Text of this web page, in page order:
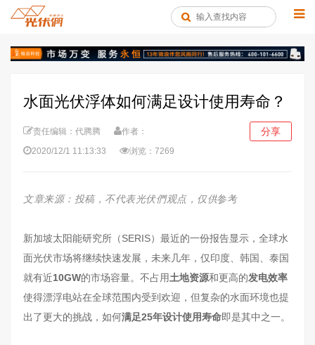
水面光伏浮体如何满足设计使用寿命？
责任编辑：代腾腾
作者：
2020/12/1 11:13:33
浏览：7269
分享
文章来源：投稿，不代表光伏們观点，仅供参考
新加坡太阳能研究所（SERIS）最近的一份报告显示，全球水
面光伏市场将继续快速发展，未来几年，仅印度、韩国、泰国
就有近10GW的市场容量。不占用土地资源和更高的发电效率
使得漂浮电站在全球范围内受到欢迎，但复杂的水面环境也提
出了更大的挑战，如何满足25年设计使用寿命即是其中之一。